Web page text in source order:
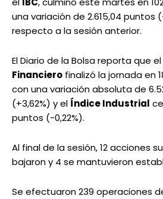
una variación de 2.615,04 puntos
respecto a la sesión anterior.
El Diario de la Bolsa reporta que el
Financiero finalizó la jornada en
con una variación absoluta de
(+3,62%) y el Índice Industrial
puntos (-0,22%).
Al final de la sesión, 12 acciones
bajaron y 4 se mantuvieron
Se efectuaron 239 operaciones